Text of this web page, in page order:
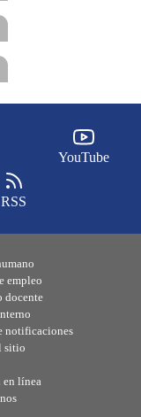
YouTube
RSS
empleo
docente
notificaciones
sitio
en línea